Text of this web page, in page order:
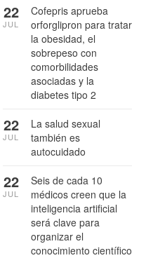
Cofepris aprueba
orforglipron para tratar
la obesidad, el
sobrepeso con
comorbilidades
asociadas y la
diabetes tipo 2
22
JUL
La salud sexual
también es
autocuidado
22
JUL
Seis de cada 10
médicos creen que la
inteligencia artificial
será clave para
organizar el
conocimiento científico
22
JUL